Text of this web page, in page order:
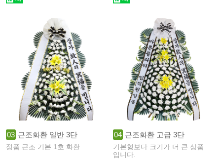
03 근조화환 일반 3단
정품 근조 기본 1호 화환
04 근조화환 고급 3단
기본형보다 크기가 더 큰 상품
입니다.